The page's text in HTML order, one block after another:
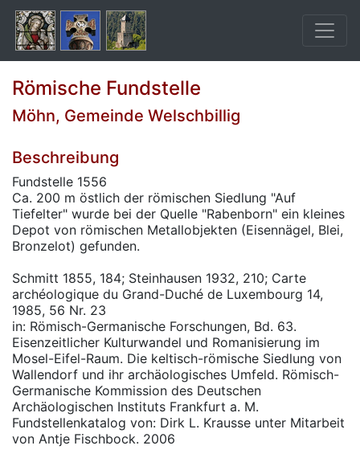
Römische Fundstelle
Möhn, Gemeinde Welschbillig
Beschreibung
Fundstelle 1556
Ca. 200 m östlich der römischen Siedlung "Auf
Tiefelter" wurde bei der Quelle "Rabenborn" ein kleines
Depot von römischen Metallobjekten (Eisennägel, Blei,
Bronzelot) gefunden.
Schmitt 1855, 184; Steinhausen 1932, 210; Carte
archéologique du Grand-Duché de Luxembourg 14,
1985, 56 Nr. 23
in: Römisch-Germanische Forschungen, Bd. 63.
Eisenzeitlicher Kulturwandel und Romanisierung im
Mosel-Eifel-Raum. Die keltisch-römische Siedlung von
Wallendorf und ihr archäologisches Umfeld. Römisch-
Germanische Kommission des Deutschen
Archäologischen Instituts Frankfurt a. M.
Fundstellenkatalog von: Dirk L. Krausse unter Mitarbeit
von Antje Fischbock. 2006